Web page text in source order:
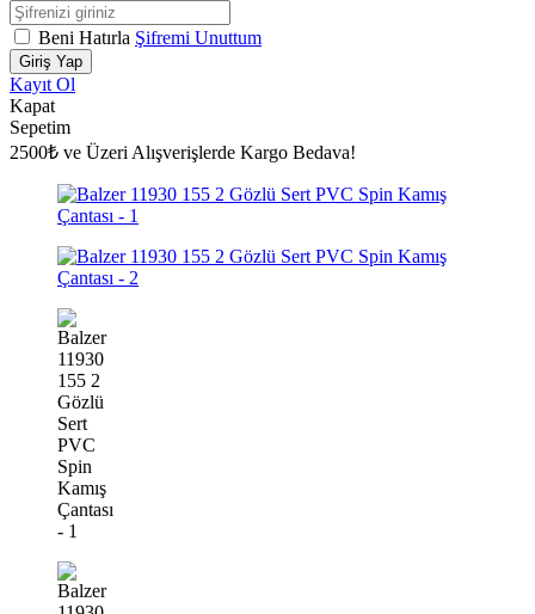
Beni Hatırla Şifremi Unuttum
Giriş Yap
Kayıt Ol
Kapat
Sepetim
2500₺ ve Üzeri Alışverişlerde Kargo Bedava!